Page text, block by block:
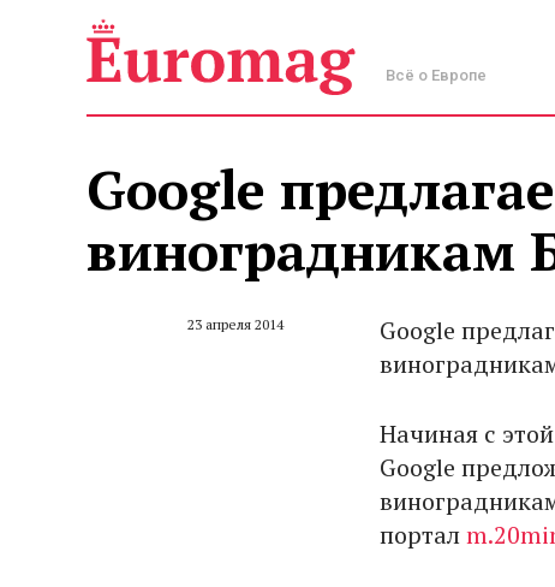
Всё о Европе
Google
виноградникам
23 апреля 2014
Google
Начиная с
Google
портал